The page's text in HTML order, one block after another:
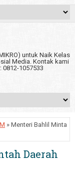
untuk Naik Kelas
Media. Kontak kami
1057533
» Menteri Bahlil Minta
Daerah